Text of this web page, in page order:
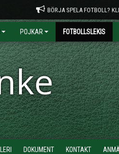
BÖRJA SPELA FOTBOLL?
POJKAR FOTBOLLSLEKIS
DOKUMENT KONTAKT